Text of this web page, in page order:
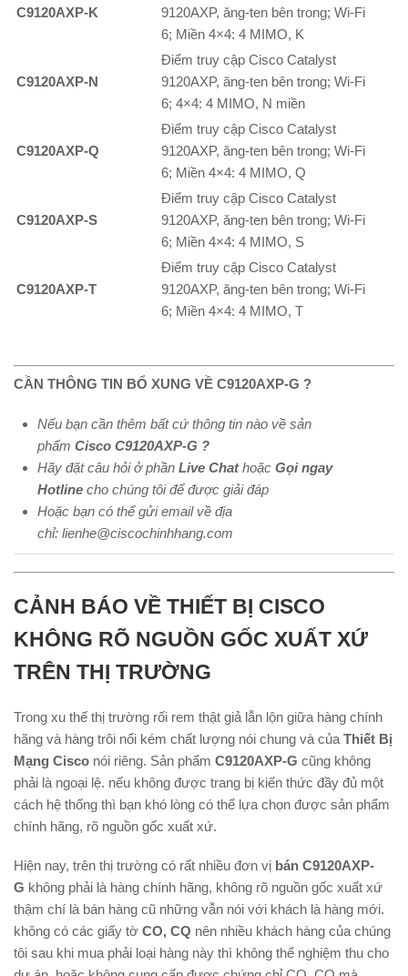
C9120AXP-K
9120AXP, ăng-ten bên trong; Wi-Fi
6; Miền 4×4: 4 MIMO, K
C9120AXP-N
Điểm truy cập Cisco Catalyst
9120AXP, ăng-ten bên trong; Wi-Fi
6; 4×4: 4 MIMO, N miền
C9120AXP-Q
Điểm truy cập Cisco Catalyst
9120AXP, ăng-ten bên trong; Wi-Fi
6; Miền 4×4: 4 MIMO, Q
C9120AXP-S
Điểm truy cập Cisco Catalyst
9120AXP, ăng-ten bên trong; Wi-Fi
6; Miền 4×4: 4 MIMO, S
C9120AXP-T
Điểm truy cập Cisco Catalyst
9120AXP, ăng-ten bên trong; Wi-Fi
6; Miền 4×4: 4 MIMO, T
CẦN THÔNG TIN BỔ XUNG VỀ C9120AXP-G ?
Nếu bạn cần thêm bất cứ thông tin nào về sản
phẩm Cisco C9120AXP-G ?
Hãy đặt câu hỏi ở phần Live Chathoặc Gọi ngay
Hotline cho chúng tôi để được giải đáp
Hoặc bạn có thể gửi email về địa
chỉ: lienhe@ciscochinhhang.com
CẢNH BÁO VỀ THIẾT BỊ CISCO
KHÔNG RÕ NGUỒN GỐC XUẤT XỨ
TRÊN THỊ TRƯỜNG
Trong xu thế thị trường rối rem thật giả lẫn lộn giữa hàng chính
hãng và hàng trôi nổi kém chất lượng nói chung và của Thiết Bị
Mạng Cisco nói riêng. Sản phẩm C9120AXP-G cũng không
phải là ngoại lệ. nếu không được trang bị kiến thức đầy đủ một
cách hệ thống thì bạn khó lòng có thể lựa chọn được sản phẩm
chính hãng, rõ nguồn gốc xuất xứ.
Hiện nay, trên thị trường có rất nhiều đơn vị bán C9120AXP-
G không phải là hàng chính hãng, không rõ nguồn gốc xuất xứ
thậm chí là bán hàng cũ những vẫn nói với khách là hàng mới.
không có các giấy tờ CO, CQ nên nhiều khách hàng của chúng
tôi sau khi mua phải loại hàng này thì không thể nghiệm thu cho